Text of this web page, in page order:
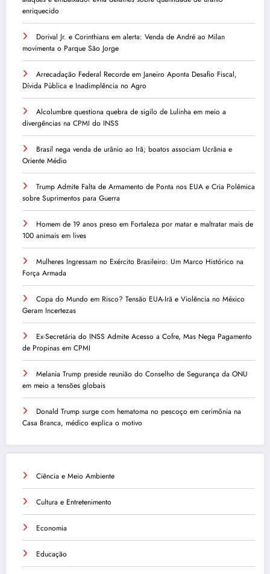
enriquecido
Dorival Jr. e Corinthians em alerta: Venda de André ao Milan
movimenta o Parque São Jorge
Arrecadação Federal Recorde em Janeiro Aponta Desafio Fiscal,
Dívida Pública e Inadimplência no Agro
Alcolumbre questiona quebra de sigilo de Lulinha em meio a
divergências na CPMI do INSS
Brasil nega venda de urânio ao Irã; boatos associam Ucrânia e
Oriente Médio
Trump Admite Falta de Armamento de Ponta nos EUA e Cria Polêmica
sobre Suprimentos para Guerra
Homem de 19 anos preso em Fortaleza por matar e maltratar mais de
100 animais em lives
Mulheres Ingressam no Exército Brasileiro: Um Marco Histórico na
Força Armada
Copa do Mundo em Risco? Tensão EUA-Irã e Violência no México
Geram Incertezas
Ex-Secretária do INSS Admite Acesso a Cofre, Mas Nega Pagamento
de Propinas em CPMI
Melania Trump preside reunião do Conselho de Segurança da ONU
em meio a tensões globais
Donald Trump surge com hematoma no pescoço em cerimônia na
Casa Branca, médico explica o motivo
Ciência e Meio Ambiente
Cultura e Entretenimento
Economia
Educação